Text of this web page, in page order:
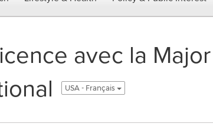
avec la
USA - Français